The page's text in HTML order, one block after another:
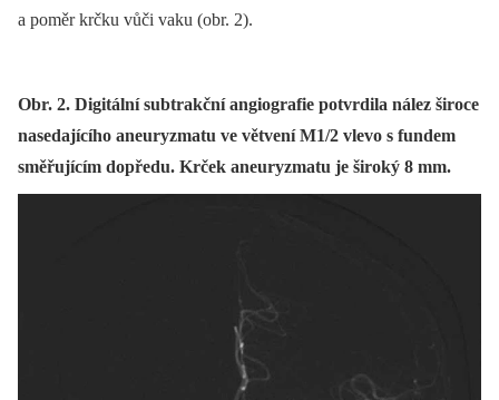
a poměr krčku vůči vaku (obr. 2).
Obr. 2. Digitální subtrakční angiografie potvrdila nález široce
nasedajícího aneuryzmatu ve větvení M1/2 vlevo s fundem
směřujícím dopředu. Krček aneuryzmatu je široký 8 mm.